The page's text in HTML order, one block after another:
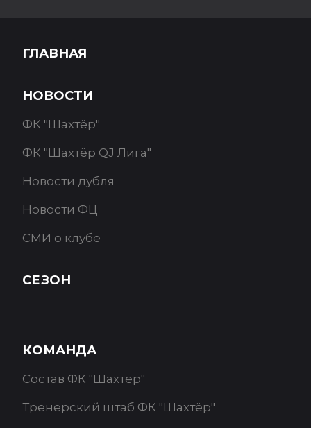
ГЛАВНАЯ
НОВОСТИ
ФК "Шахтёр"
ФК "Шахтёр QJ Лига"
Новости дубля
Новости ФЦ
СМИ о клубе
СЕЗОН
КОМАНДА
Состав ФК "Шахтёр"
Тренерский штаб ФК "Шахтёр"